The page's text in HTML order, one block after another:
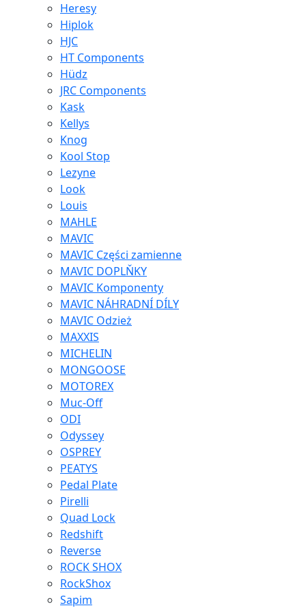
Heresy
Hiplok
HJC
HT Components
Hüdz
JRC Components
Kask
Kellys
Knog
Kool Stop
Lezyne
Look
Louis
MAHLE
MAVIC
MAVIC Części zamienne
MAVIC DOPLŇKY
MAVIC Komponenty
MAVIC NÁHRADNÍ DÍLY
MAVIC Odzież
MAXXIS
MICHELIN
MONGOOSE
MOTOREX
Muc-Off
ODI
Odyssey
OSPREY
PEATYS
Pedal Plate
Pirelli
Quad Lock
Redshift
Reverse
ROCK SHOX
RockShox
Sapim